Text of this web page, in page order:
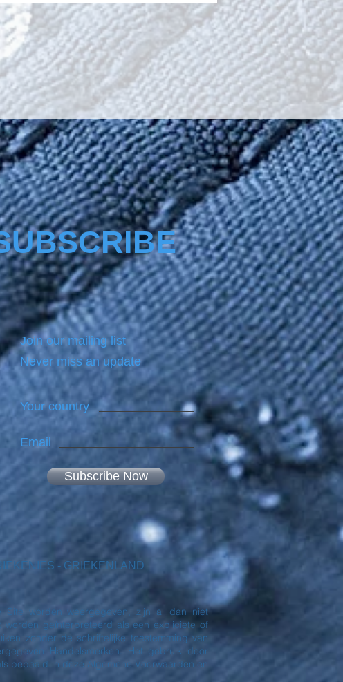
harmful or toxic chemicals.
Wood® does not change
look, feel or breathability of the
surface.
Join our mailing list
Never miss an update
Your country
Email
Subscribe Now
- GRIEKENLAND
Site worden weergegeven, zijn al dan niet
geïnterpreteerd als een expliciete of
zonder de schriftelijke toestemming van
Handelsmerken. Het gebruik door
bepaald in deze Algemene Voorwaarden en